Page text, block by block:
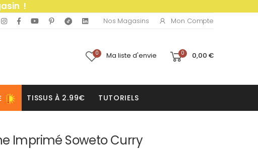
!
Nos Magasins Mon Compte
0 Ma liste d'envie 0 0,00 €
TISSUS À 2.99€ TUTORIELS
Imprimé Soweto Curry